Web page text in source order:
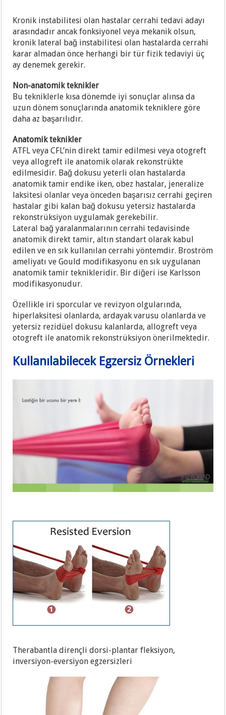
Kronik instabilitesi olan hastalar cerrahi tedavi adayı
arasındadır ancak fonksiyonel veya mekanik olsun,
kronik lateral bağ instabilitesi olan hastalarda cerrahi
karar almadan önce herhangi bir tür fizik tedaviyi üç
ay denemek gerekir.
Non-anatomik teknikler
Bu tekniklerle kısa dönemde iyi sonuçlar alınsa da
uzun dönem sonuçlarında anatomik tekniklere göre
daha az başarılıdır.
Anatomik teknikler
ATFL veya CFL’nin direkt tamir edilmesi veya otogreft
veya allogreft ile anatomik olarak rekonstrükte
edilmesidir. Bağ dokusu yeterli olan hastalarda
anatomik tamir endike iken, obez hastalar, jeneralize
laksitesi olanlar veya önceden başarısız cerrahi geçiren
hastalar gibi kalan bağ dokusu yetersiz hastalarda
rekonstrüksiyon uygulamak gerekebilir.
Lateral bağ yaralanmalarının cerrahi tedavisinde
anatomik direkt tamir, altın standart olarak kabul
edilen ve en sık kullanılan cerrahi yöntemdir. Broström
ameliyatı ve Gould modifikasyonu en sık uygulanan
anatomik tamir teknikleridir. Bir diğeri ise Karlsson
modifikasyonudur.
Özellikle iri sporcular ve revizyon olgularında,
hiperlaksitesi olanlarda, ardayak varusu olanlarda ve
yetersiz rezidüel dokusu kalanlarda, allogreft veya
otogreft ile anatomik rekonstrüksiyon önerilmektedir.
Kullanılabilecek Egzersiz Örnekleri
Therabantla dirençli dorsi-plantar fleksiyon,
inversiyon-eversiyon egzersizleri